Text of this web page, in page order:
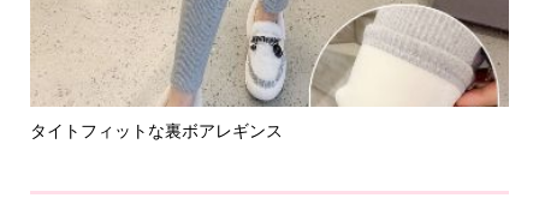
タイトフィットな裏ボアレギンス